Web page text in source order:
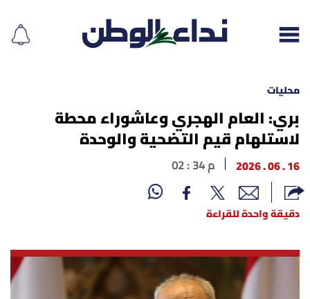
إقرأ الجريدة
لبنان
الغلاف
نداء اليوم
محليات
بري: العام الهجري وعاشوراء محطة
لاستلهام قيم التضحية والوحدة
16 . 06 . 2026 02 : 34 م
دقيقة واحدة للقراءة